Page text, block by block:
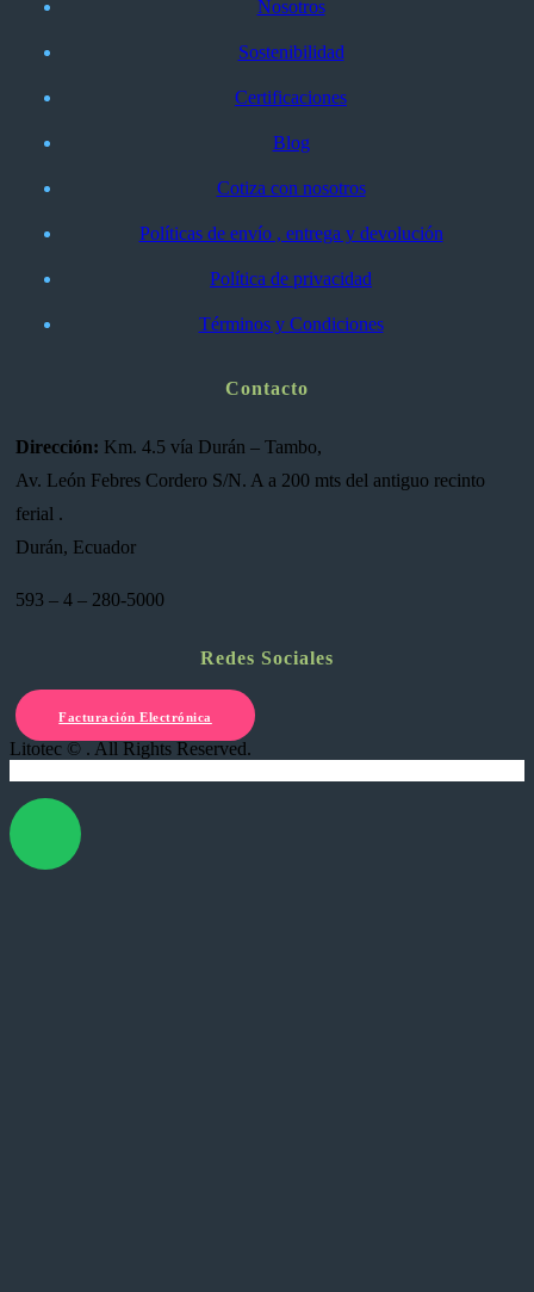
Nosotros
Sostenibilidad
Certificaciones
Blog
Cotiza con nosotros
Políticas de envío , entrega y devolución
Política de privacidad
Términos y Condiciones
Contacto
Dirección: Km. 4.5 vía Durán – Tambo,
Av. León Febres Cordero S/N. A a 200 mts del antiguo recinto
ferial .
Durán, Ecuador
593 – 4 – 280-5000
Redes Sociales
Facturación Electrónica
Litotec © . All Rights Reserved.